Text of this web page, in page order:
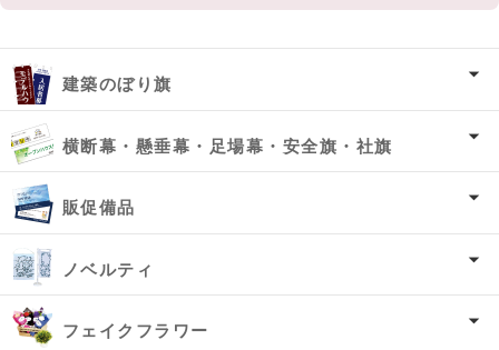
建築のぼり旗
横断幕・懸垂幕・足場幕・安全旗・社旗
販促備品
ノベルティ
フェイクフラワー